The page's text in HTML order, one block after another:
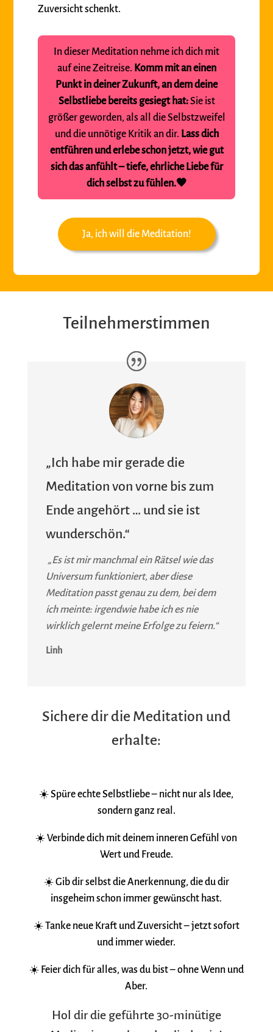
Zuversicht schenkt.
In dieser Meditation nehme ich dich mit
auf eine Zeitreise. Komm mit an einen
Punkt in deiner Zukunft, an dem deine
Selbstliebe bereits gesiegt hat:Sie ist
größer geworden, als all die Selbstzweifel
und die unnötige Kritik an dir. Lass dich
entführen und erlebe schon jetzt, wie gut
sich das anfühlt – tiefe, ehrliche Liebe für
dich selbst zu fühlen.🧡
Ja, ich will die Meditation!
Teilnehmerstimmen
„Ich habe mir gerade die
Meditation von vorne bis zum
Ende angehört … und sie ist
wunderschön.“
„Es ist mir manchmal ein Rätsel wie das
Universum funktioniert, aber diese
Meditation passt genau zu dem, bei dem
ich meinte: irgendwie habe ich es nie
wirklich gelernt meine Erfolge zu feiern.“
Linh
Sichere dir die Meditation und
erhalte:
☀️ Spüre echte Selbstliebe – nicht nur als Idee,
sondern ganz real.
☀️ Verbinde dich mit deinem inneren Gefühl von
Wert und Freude.
☀️ Gib dir selbst die Anerkennung, die du dir
insgeheim schon immer gewünscht hast.
☀️ Tanke neue Kraft und Zuversicht – jetzt sofort
und immer wieder.
☀️ Feier dich für alles, was du bist – ohne Wenn und
Aber.
Hol dir die geführte 30-minütige